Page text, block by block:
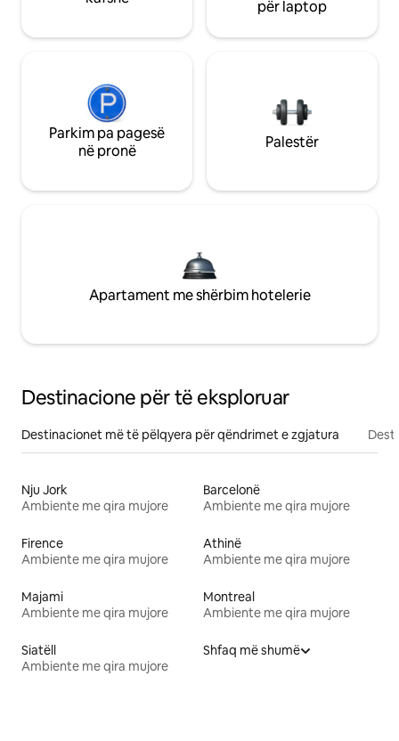
për laptop
Parkim pa pagesë
në pronë
Palestër
Apartament me shërbim hotelerie
Destinacione për të eksploruar
Destinacionet më të pëlqyera për qëndrimet e zgjatura
Nju Jork
Ambiente me qira mujore
Barcelonë
Ambiente me qira mujore
Firence
Ambiente me qira mujore
Athinë
Ambiente me qira mujore
Majami
Ambiente me qira mujore
Montreal
Ambiente me qira mujore
Siatëll
Ambiente me qira mujore
Shfaq më shumë